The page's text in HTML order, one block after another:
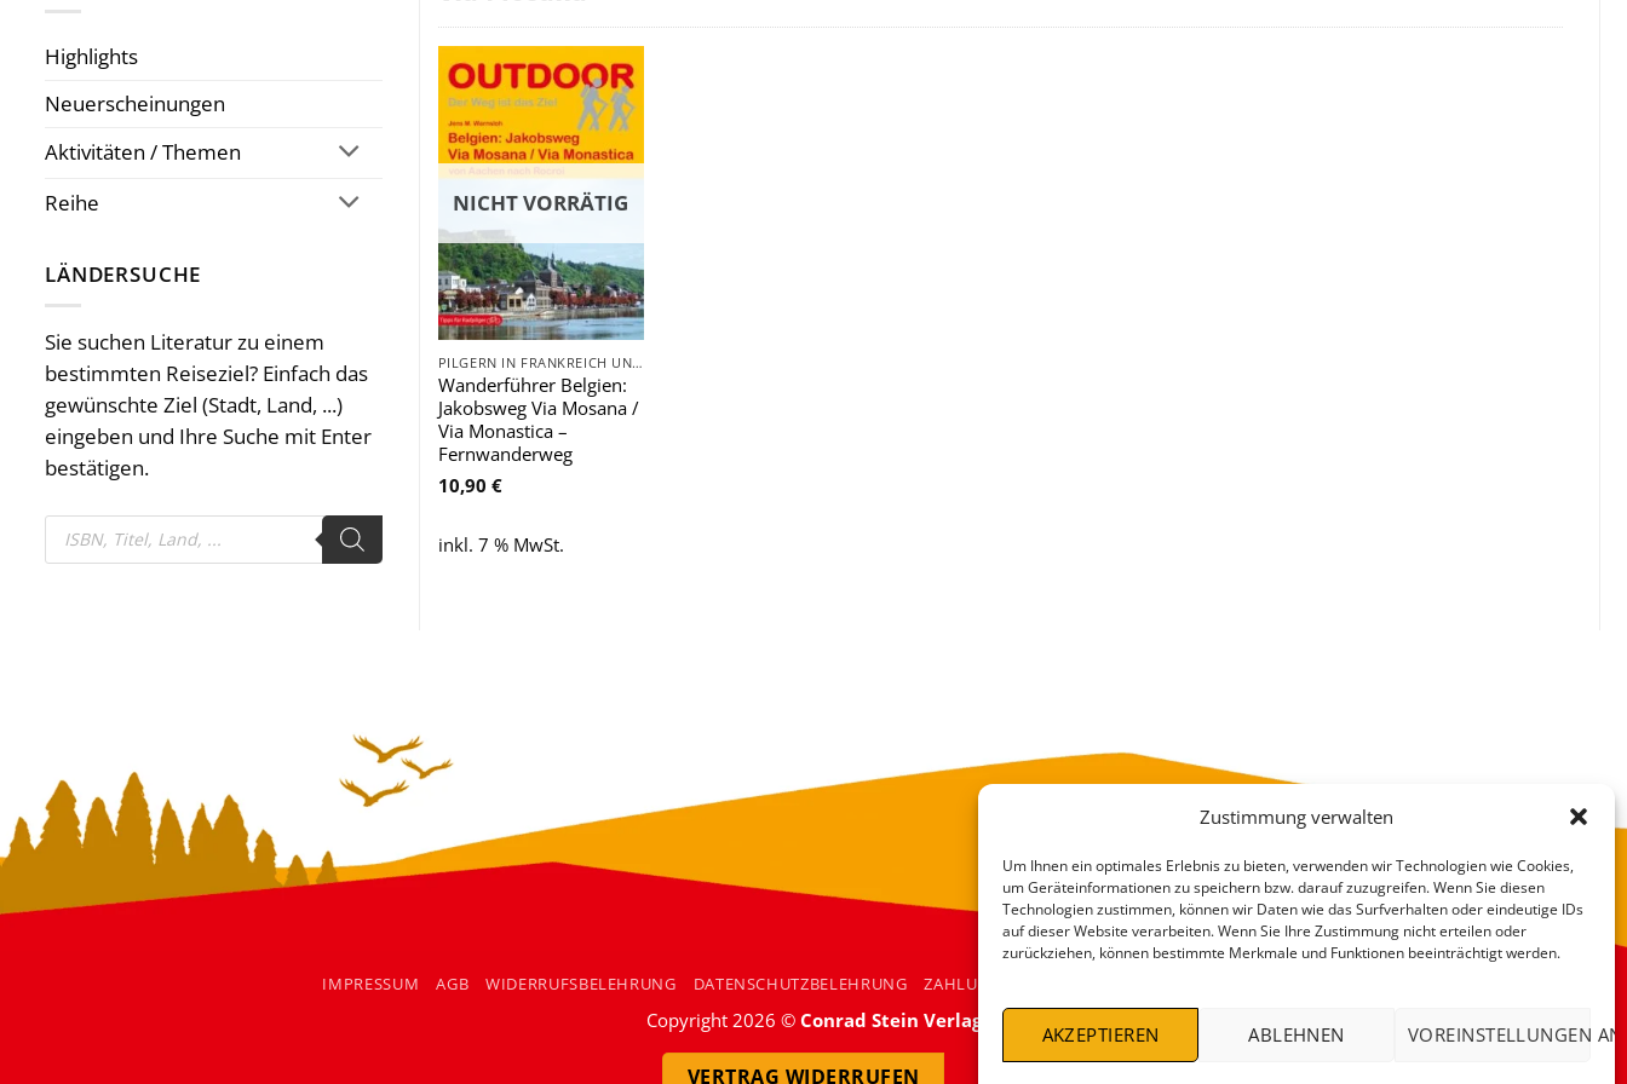
Zustimmung verwalten
Um Ihnen ein optimales Erlebnis zu bieten, verwenden wir Technologien wie Cookies,
um Geräteinformationen zu speichern bzw. darauf zuzugreifen. Wenn Sie diesen
Technologien zustimmen, können wir Daten wie das Surfverhalten oder eindeutige IDs
auf dieser Website verarbeiten. Wenn Sie Ihre Zustimmung nicht erteilen oder
zurückziehen, können bestimmte Merkmale und Funktionen beeinträchtigt werden.
AKZEPTIEREN ABLEHNEN VOREINSTELLUNGEN
Highlights
Neuerscheinungen
Aktivitäten / Themen
Reihe
LÄNDERSUCHE
Sie suchen Literatur zu einem
bestimmten Reiseziel? Einfach das
gewünschte Ziel (Stadt, Land, ...)
eingeben und Ihre Suche mit Enter
bestätigen.
Products
search
Zu
Wunschliste
hinzufügen
NICHT VORRÄTIG
PILGERN IN FRANKREICH UND BELGIEN
Wanderführer Belgien:
Jakobsweg Via Mosana /
Via Monastica –
Fernwanderweg
10,90 €
inkl. 7 % MwSt.
IMPRESSUM AGB WIDERRUFSBELEHRUNG DATENSCHUTZBELEHRUNG ZAHLUNGSARTEN
Copyright 2026 © Conrad Stein Verlag
VERTRAG WIDERRUFEN